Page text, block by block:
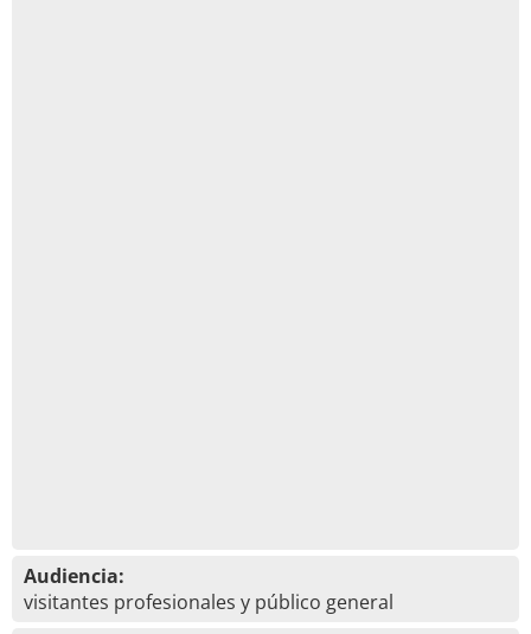
Audiencia:
visitantes profesionales y público general